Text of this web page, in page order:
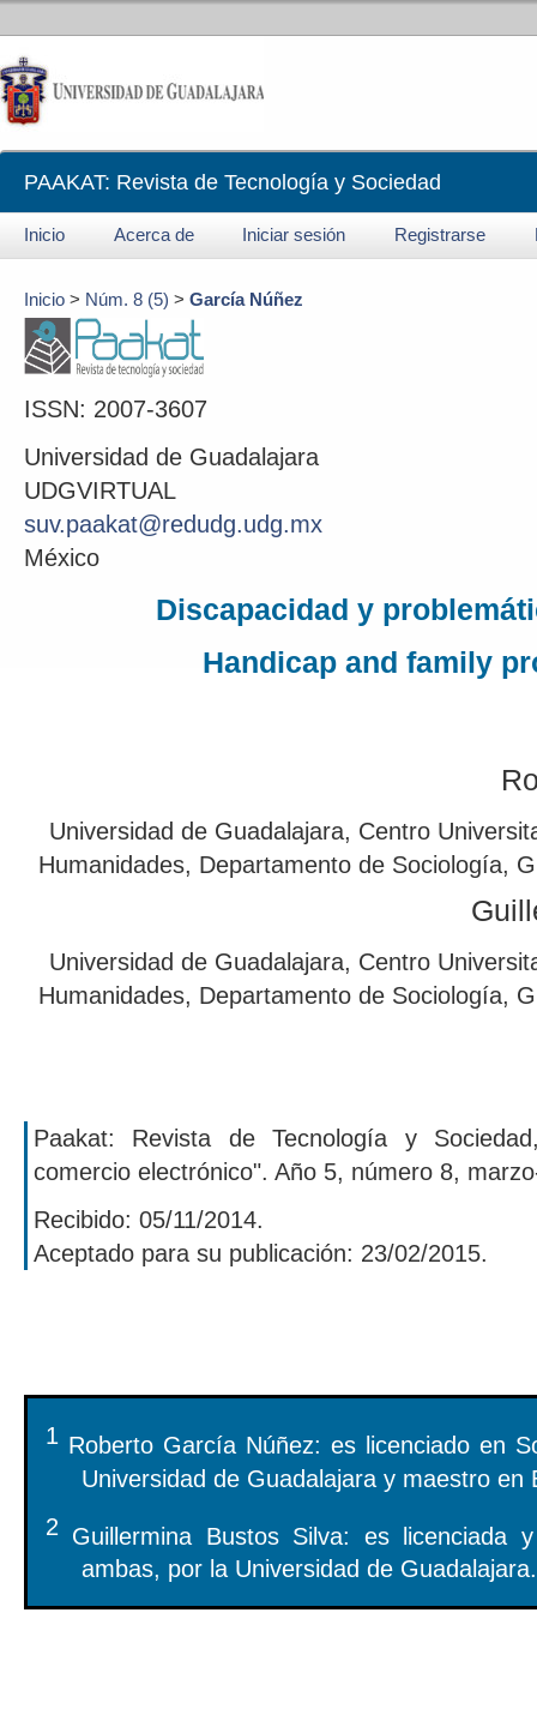
PAAKAT: Revista de Tecnología y Sociedad
Inicio Acerca de Iniciar sesión Registrarse
Inicio > Núm. 8 (5) > García Núñez
ISSN: 2007-3607
Universidad de Guadalajara
UDGVIRTUAL
suv.paakat@redudg.udg.mx
México
Discapacidad y
Handicap and family
Universidad de Guadalajara, Centro
Humanidades, Departamento de Sociología,
Universidad de Guadalajara, Centro
Humanidades, Departamento de Sociología,
Paakat: Revista de Tecnología y
comercio electrónico". Año 5, número 8,
Recibido: 05/11/2014.
Aceptado para su publicación: 23/02/2015.
1 Roberto García Núñez: es licenciado en
Universidad de Guadalajara y maestro en
2 Guillermina Bustos Silva: es licenciada
ambas, por la Universidad de Guadalajara.